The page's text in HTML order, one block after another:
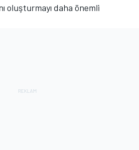
oluşturmayı daha önemli